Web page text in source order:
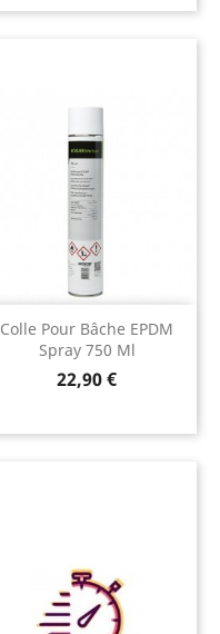
Colle Pour Bâche EPDM
Spray 750 Ml
Prix
22,90 €